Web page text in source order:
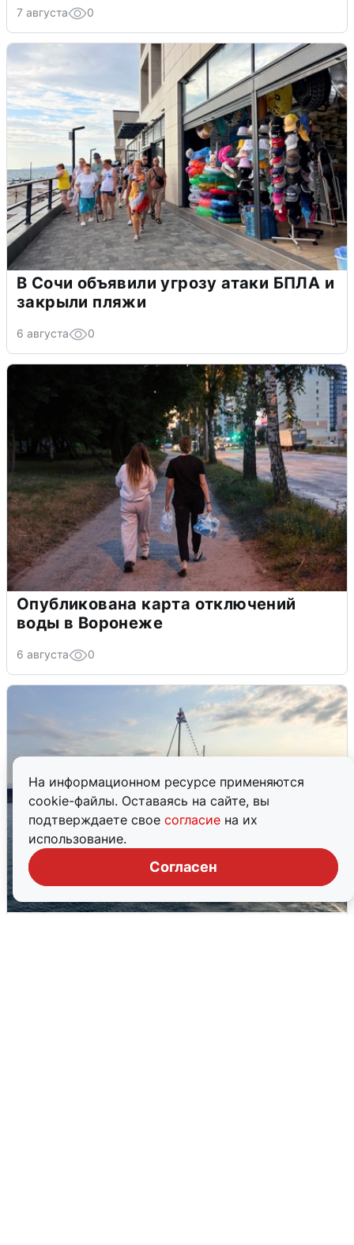
На информационном ресурсе применяются
cookie-файлы. Оставаясь на сайте, вы
подтверждаете свое согласие на их
использование.
Согласен
7 августа 0
В Сочи объявили угрозу атаки БПЛА и
закрыли пляжи
6 августа 0
Опубликована карта отключений
воды в Воронеже
6 августа 0